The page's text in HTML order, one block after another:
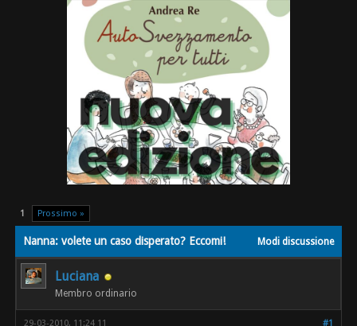
1 Prossimo »
Modi discussione
Nanna: volete un caso disperato? Eccomi!
Luciana
Membro ordinario
#1
29-03-2010, 11:24 11